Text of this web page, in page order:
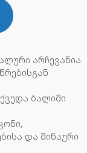
არჩევანია
ბალიში
და შინაური